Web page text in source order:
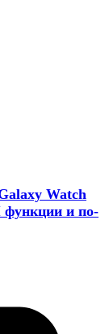
Watch
функции и по-